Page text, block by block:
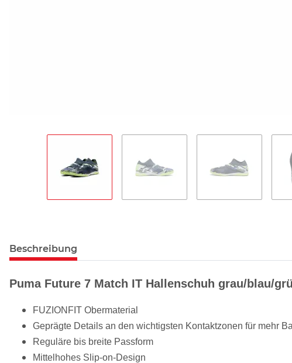
Beschreibung
Puma Future 7 Match IT Hallenschuh grau/blau/
FUZIONFIT Obermaterial
Geprägte Details an den wichtigsten Kontaktzonen für mehr
Reguläre bis breite Passform
Mittelhohes Slip-on-Design